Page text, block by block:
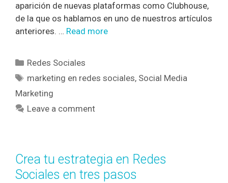
aparición de nuevas plataformas como Clubhouse,
de la que os hablamos en uno de nuestros artículos
anteriores. … Read more
Redes Sociales
marketing en redes sociales, Social Media
Marketing
Leave a comment
Crea tu estrategia en Redes
Sociales en tres pasos